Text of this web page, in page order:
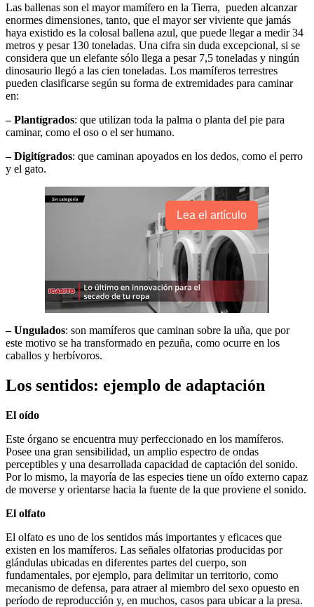
Las ballenas son el mayor mamífero en la Tierra, pueden alcanzar
enormes dimensiones, tanto, que el mayor ser viviente que jamás
haya existido es la colosal ballena azul, que puede llegar a medir 34
metros y pesar 130 toneladas. Una cifra sin duda excepcional, si se
considera que un elefante sólo llega a pesar 7,5 toneladas y ningún
dinosaurio llegó a las cien toneladas. Los mamíferos terrestres
pueden clasificarse según su forma de extremidades para caminar
en:
– Plantígrados: que utilizan toda la palma o planta del pie para
caminar, como el oso o el ser humano.
– Digitígrados: que caminan apoyados en los dedos, como el perro
y el gato.
Lea el artículo
– Ungulados: son mamíferos que caminan sobre la uña, que por
este motivo se ha transformado en pezuña, como ocurre en los
caballos y herbívoros.
Los sentidos: ejemplo de adaptación
El oído
Este órgano se encuentra muy perfeccionado en los mamíferos.
Posee una gran sensibilidad, un amplio espectro de ondas
perceptibles y una desarrollada capacidad de captación del sonido.
Por lo mismo, la mayoría de las especies tiene un oído externo capaz
de moverse y orientarse hacia la fuente de la que proviene el sonido.
El olfato
El olfato es uno de los sentidos más importantes y eficaces que
existen en los mamíferos. Las señales olfatorias producidas por
glándulas ubicadas en diferentes partes del cuerpo, son
fundamentales, por ejemplo, para delimitar un territorio, como
mecanismo de defensa, para atraer al miembro del sexo opuesto en
período de reproducción y, en muchos, casos para ubicar a la presa.